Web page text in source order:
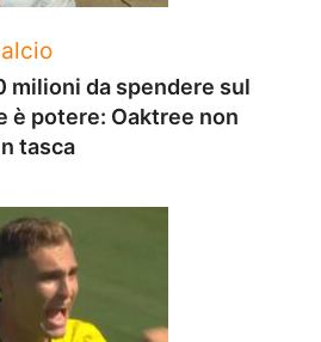
milioni da spendere sul
è potere: Oaktree non
tasca